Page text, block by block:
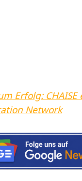
Erfolg:
Network